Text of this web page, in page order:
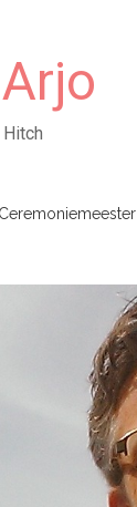
Hitch
Ceremoniemeester